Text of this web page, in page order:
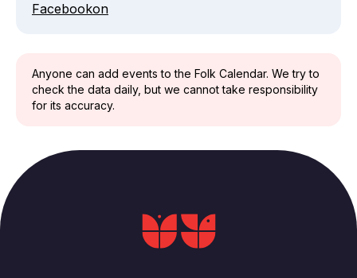
Anyone can add events to the Folk Calendar. We try to
check the data daily, but we cannot take responsibility
for its accuracy.
Facebookon